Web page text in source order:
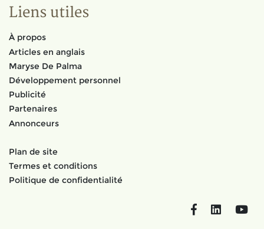
Liens utiles
À propos
Articles en anglais
Maryse De Palma
Développement personnel
Publicité
Partenaires
Annonceurs
Plan de site
Termes et conditions
Politique de confidentialité
FacebookLinkedIn